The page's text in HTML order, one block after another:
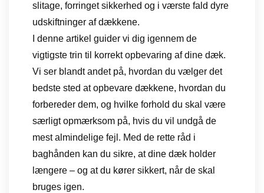
slitage, forringet sikkerhed og i værste fald dyre
udskiftninger af dækkene.
I denne artikel guider vi dig igennem de
vigtigste trin til korrekt opbevaring af dine dæk.
Vi ser blandt andet på, hvordan du vælger det
bedste sted at opbevare dækkene, hvordan du
forbereder dem, og hvilke forhold du skal være
særligt opmærksom på, hvis du vil undgå de
mest almindelige fejl. Med de rette råd i
baghånden kan du sikre, at dine dæk holder
længere – og at du kører sikkert, når de skal
bruges igen.